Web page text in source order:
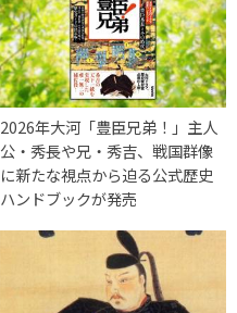
2026年大河「豊臣兄弟！」主人
公・秀長や兄・秀吉、戦国群像
に新たな視点から迫る公式歴史
ハンドブックが発売